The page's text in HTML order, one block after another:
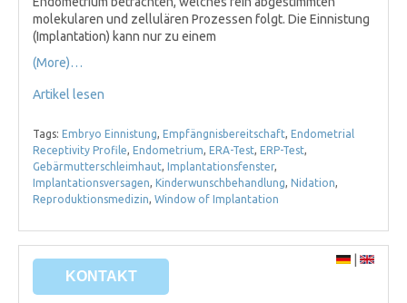
molekularen und zellulären Prozessen folgt. Die Einnistung
(Implantation) kann nur zu einem
(More)…
Artikel lesen
Tags: Embryo Einnistung, Empfängnisbereitschaft, Endometrial
Receptivity Profile, Endometrium, ERA-Test, ERP-Test,
Gebärmutterschleimhaut, Implantationsfenster,
Implantationsversagen, Kinderwunschbehandlung, Nidation,
Reproduktionsmedizin, Window of Implantation
KONTAKT